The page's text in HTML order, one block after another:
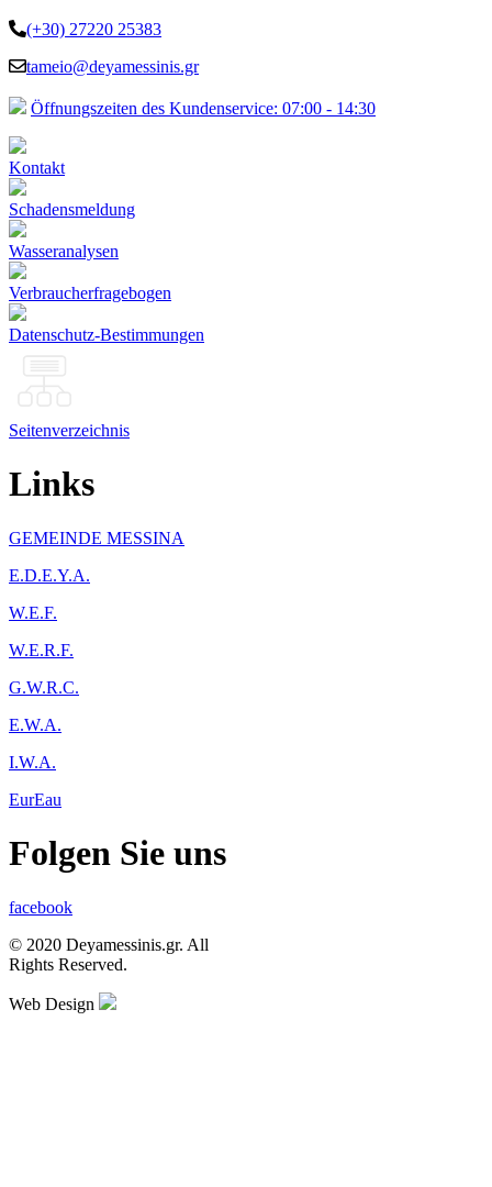
(+30) 27220 25383
tameio@deyamessinis.gr
Öffnungszeiten des Kundenservice: 07:00 - 14:30
Kontakt
Schadensmeldung
Wasseranalysen
Verbraucherfragebogen
Datenschutz-Bestimmungen
Seitenverzeichnis
Links
GEMEINDE MESSINA
Ε.D.E.Y.A.
W.E.F.
W.E.R.F.
G.W.R.C.
E.W.A.
I.W.A.
EurEau
Folgen Sie uns
facebook
© 2020 Deyamessinis.gr. All
Rights Reserved.
Web Design